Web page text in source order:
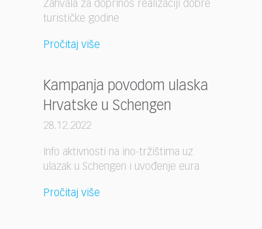
Zahvala za doprinos realizaciji dobre
turističke godine
Pročitaj više
Kampanja povodom ulaska
Hrvatske u Schengen
28.12.2022
Info aktivnosti na ino-tržištima uz
ulazak u Schengen i uvođenje eura
Pročitaj više